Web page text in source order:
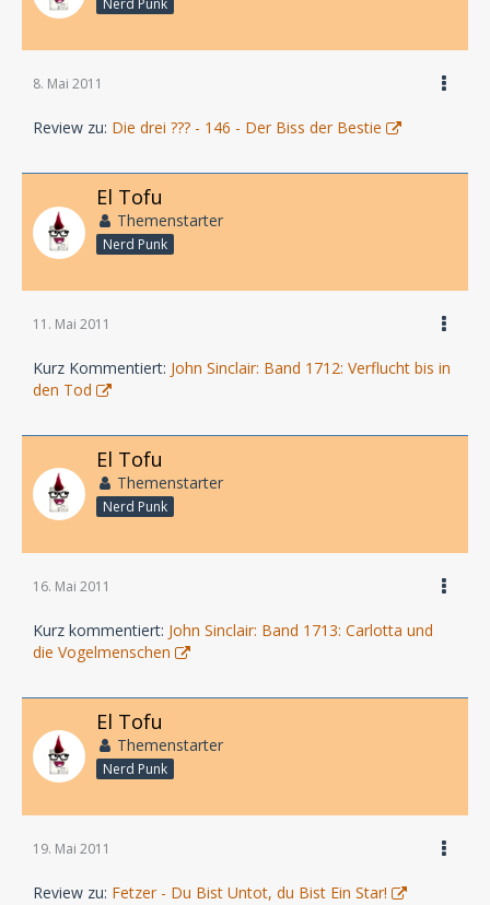
Nerd Punk
8. Mai 2011
Review zu: Die drei ??? - 146 - Der Biss der Bestie
El Tofu
Themenstarter
Nerd Punk
11. Mai 2011
Kurz Kommentiert: John Sinclair: Band 1712: Verflucht bis in
den Tod
El Tofu
Themenstarter
Nerd Punk
16. Mai 2011
Kurz kommentiert: John Sinclair: Band 1713: Carlotta und
die Vogelmenschen
El Tofu
Themenstarter
Nerd Punk
19. Mai 2011
Review zu: Fetzer - Du Bist Untot, du Bist Ein Star!